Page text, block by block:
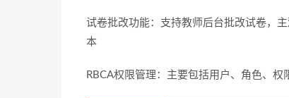
试卷批改功能：支持教师后台批改试卷，
本
RBCA权限管理：主要包括用户、角色、权